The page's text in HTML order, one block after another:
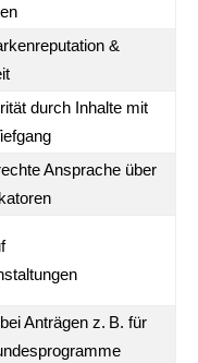
&
durch Inhalte mit
Ansprache über
Anträgen z. B. für